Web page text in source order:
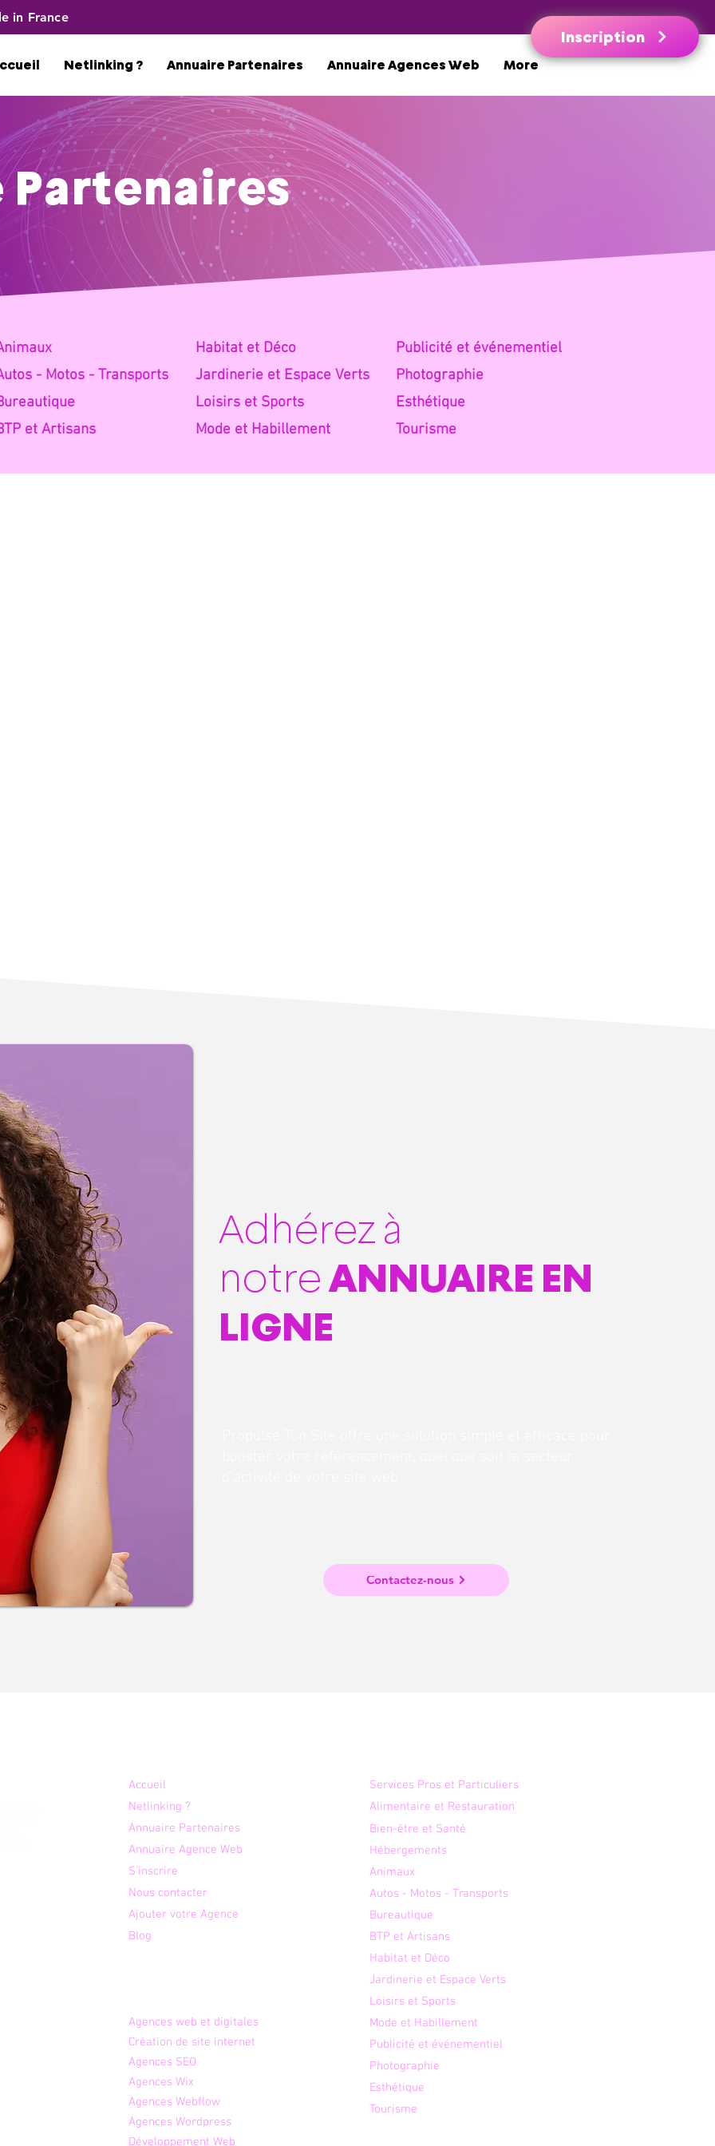
Inscription
in France
Netlinking ? Annuaire Partenaires Annuaire Agences Web More
Partenaires
ux Habitat et Déco Publicité et événementiel
- Motos - Transports Jardinerie et Espace Verts Photographie
utique Loisirs et Sports Esthétique
et Artisans Mode et Habillement Tourisme
Adhérez à
notreANNUAIRE EN
LIGNE
Contactez-nous
Accueil
Netlinking ?
Annuaire Partenaires
Annuaire Agence Web
S'inscrire
Nous contacter
Ajouter votre Agence
Blog
Agences web et digitales
Création de site internet
Agences SEO
Agences Wix
Agences Webflow
Agences Wordpress
Développement Web
Services Pros et Particuliers
Alimentaire et Restauration
Bien-être et Santé
Hébergements
Animaux
Autos - Motos - Transports
Bureautique
BTP et Artisans
Habitat et Déco
Jardinerie et Espace Verts
Loisirs et Sports
Mode et Habillement
Publicité et événementiel
Photographie
Esthétique
Tourisme